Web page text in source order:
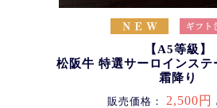
【A5等級】
松阪牛 特選サーロインス
霜降り
販売価格： 2,500円